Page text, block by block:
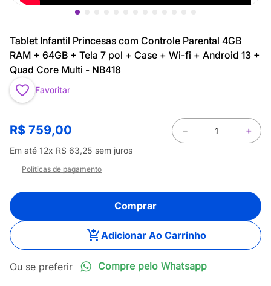
Tablet Infantil Princesas com Controle Parental 4GB
RAM + 64GB + Tela 7 pol + Case + Wi-fi + Android 13 +
Quad Core Multi - NB418
Favoritar
R$ 759,00
Em até 12x R$ 63,25 sem juros
＋
－
Políticas de pagamento
Comprar
Adicionar Ao Carrinho
Compre pelo Whatsapp